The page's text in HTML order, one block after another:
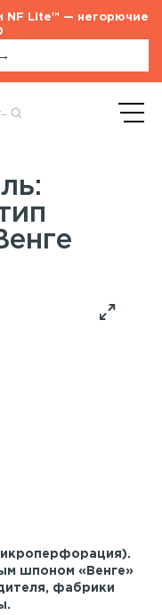
NF Lite™ — негорючие
шпоном «Венге»
фабрики